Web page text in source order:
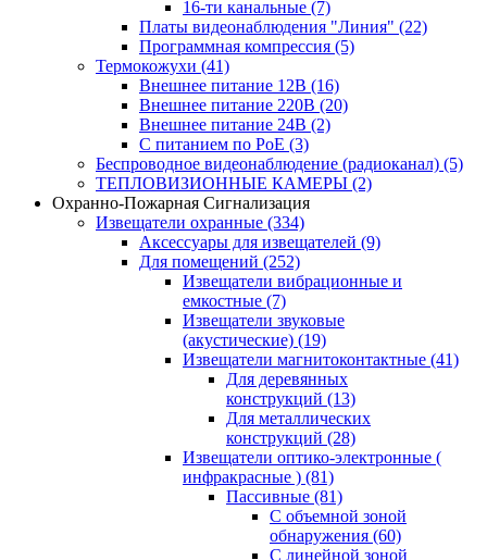
16-ти канальные (7)
Платы видеонаблюдения "Линия" (22)
Программная компрессия (5)
Термокожухи (41)
Внешнее питание 12В (16)
Внешнее питание 220В (20)
Внешнее питание 24В (2)
С питанием по PoE (3)
Беспроводное видеонаблюдение (радиоканал) (5)
ТЕПЛОВИЗИОННЫЕ КАМЕРЫ (2)
Охранно-Пожарная Сигнализация
Извещатели охранные (334)
Аксессуары для извещателей (9)
Для помещений (252)
Извещатели вибрационные и
емкостные (7)
Извещатели звуковые
(акустические) (19)
Извещатели магнитоконтактные (41)
Для деревянных
конструкций (13)
Для металлических
конструкций (28)
Извещатели оптико-электронные (
инфракрасные ) (81)
Пассивные (81)
С объемной зоной
обнаружения (60)
С линейной зоной